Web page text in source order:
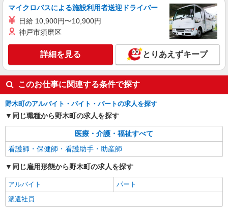
マイクロバスによる施設利用者送迎ドライバー
日給 10,900円〜10,900円
神戸市須磨区
詳細を見る とりあえずキープ
このお仕事に関連する条件で探す
野木町のアルバイト・バイト・パートの求人を探す
同じ職種から野木町の求人を探す
医療・介護・福祉すべて
看護師・保健師・看護助手・助産師
同じ雇用形態から野木町の求人を探す
アルバイト
パート
派遣社員